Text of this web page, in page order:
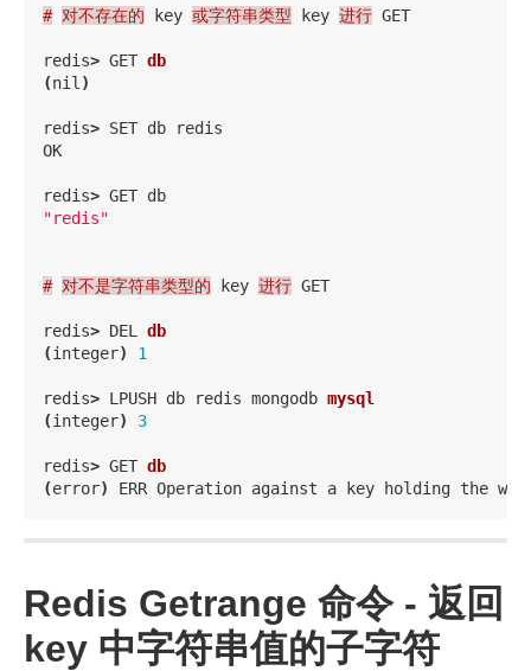
# 对不存在的 key 或字符串类型 key 进行 GET
redis> GET db
(nil )
redis> SET db
redis
OK
redis> GET db
"redis"
# 对不是字符串类型的 key 进行 GET
redis> DEL
db
(integer) 1
redis> LPUSH db redis mongodb mysql
(integer) 3
redis> GET db
(error) ERR Operation against a key holding the
Redis Getrange 命令 - 返回
key 中字符串值的子字符